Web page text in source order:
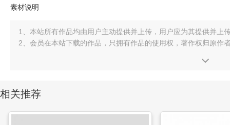
素材说明
1、本站所有作品均由用户主动提供并上传，用户应为其提供并上
2、会员在本站下载的作品，只拥有作品的使用权，著作权归原作
相关推荐